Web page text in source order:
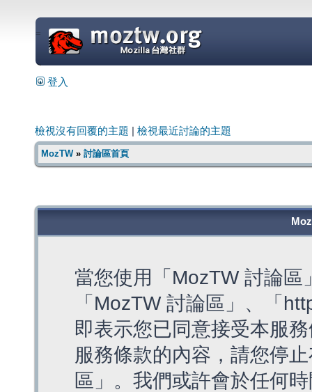
=
登入
檢視沒有回覆的主題 檢視最近討論的主題
MozTW» 討論區首頁
當您使用「MozTW 討論
「MozTW 討論區」、「
即表示您已同意接受本服
服務條款的內容，請您停
區」。我們或許會於任何